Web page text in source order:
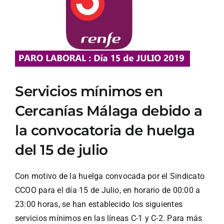
Servicios mínimos en
Cercanías Málaga debido a
la convocatoria de huelga
del 15 de julio
Con motivo de la huelga convocada por el Sindicato
CCOO para el día 15 de Julio, en horario de 00:00 a
23:00 horas, se han establecido los siguientes
servicios mínimos en las líneas C-1 y C-2. Para más